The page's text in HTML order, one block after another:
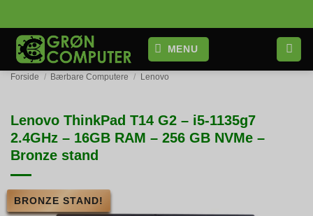
til
indhold
MENU
Forside / Bærbare Computere / Lenovo
Lenovo ThinkPad T14 G2 – i5-1135g7
2.4GHz – 16GB RAM – 256 GB NVMe –
Bronze stand
BRONZE STAND!